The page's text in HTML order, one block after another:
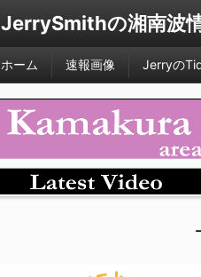
JerrySmithの湘南波
ホーム 速報画像 Jerryの